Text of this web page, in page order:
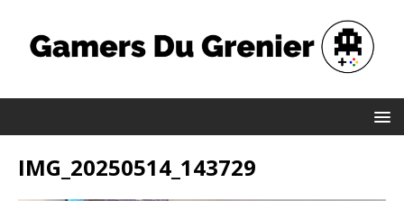
IMG_20250514_143729